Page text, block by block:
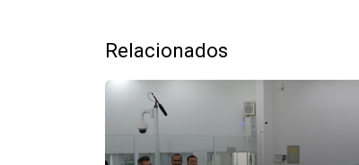
Relacionados